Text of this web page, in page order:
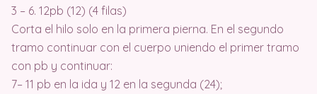
3 – 6. 12pb (12) (4 filas)
Corta el hilo solo en la primera pierna. En el segundo
tramo continuar con el cuerpo uniendo el primer tramo
con pb y continuar:
7– 11 pb en la ida y 12 en la segunda (24);